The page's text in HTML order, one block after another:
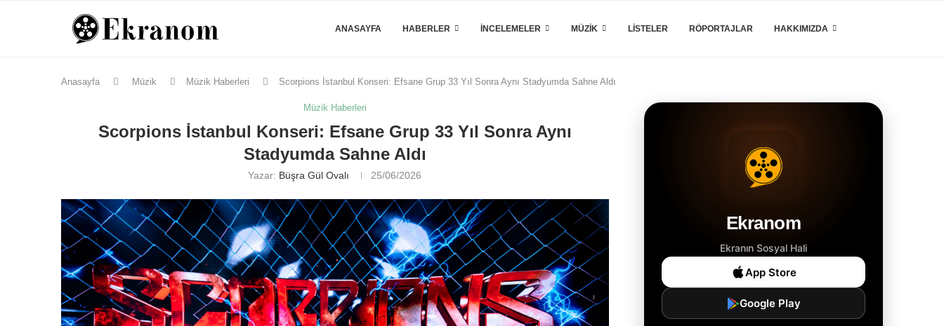
ANASAYFA HABERLER İNCELEMELER MÜZIK LISTELER RÖPORTAJLAR HAKKIMIZDA
Anasayfa Müzik Müzik Haberleri Scorpions İstanbul Konseri: Efsane Grup 33 Yıl Sonra Aynı Stadyumda Sahne Aldı
Müzik Haberleri
Scorpions İstanbul Konseri: Efsane Grup 33 Yıl Sonra Aynı
Stadyumda Sahne Aldı
Yazar: Büşra Gül Ovalı 25/06/2026
Ekranom
Ekranın Sosyal Hali
App Store
Google Play